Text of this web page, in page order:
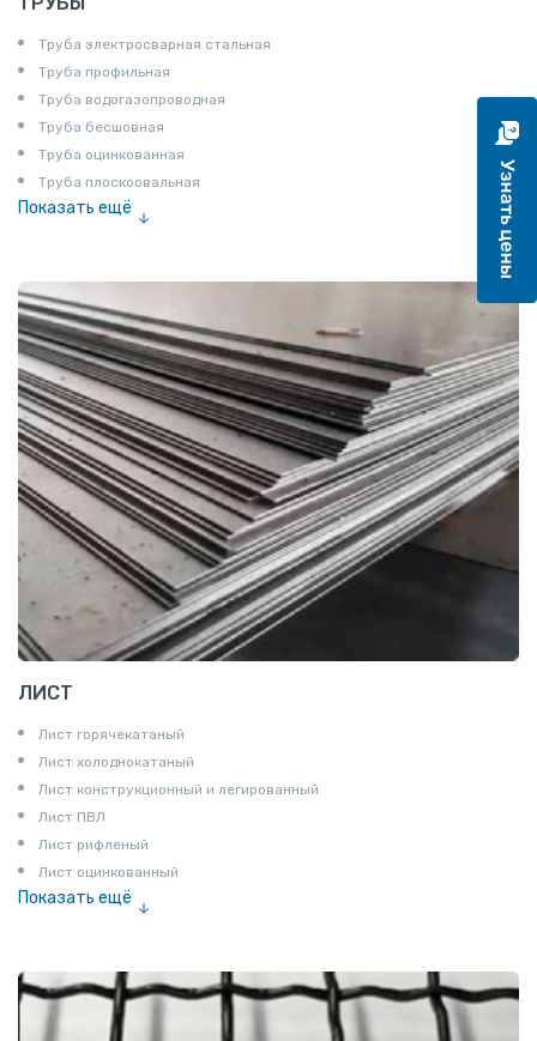
Труба электросварная стальная
Труба профильная
Труба водогазопроводная
Труба бесшовная
Труба оцинкованная
Труба плоскоовальная
Показать ещё
ЛИСТ
Лист горячекатаный
Лист холоднокатаный
Лист конструкционный и легированный
Лист ПВЛ
Лист рифленый
Лист оцинкованный
Показать ещё